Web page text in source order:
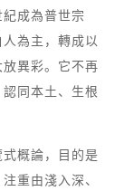
成為普世宗
為主，轉成以
異彩。它不再
同本土、生根
概論，目的是
重由淺入深、